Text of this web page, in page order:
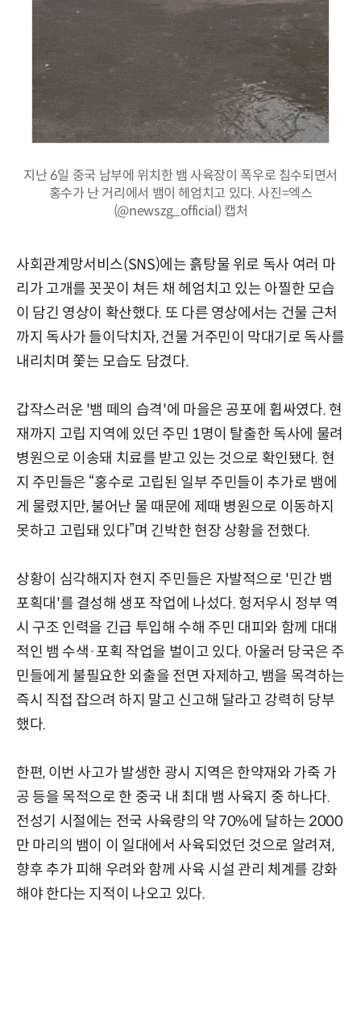
지난 6일 중국 남부에 위치한 뱀 사육장이 폭우로 침수되면서
홍수가 난 거리에서 뱀이 헤엄치고 있다. 사진=엑스
(@newszg_official) 캡처
사회관계망서비스(SNS)에는 흙탕물 위로 독사 여러 마
리가 고개를 꼿꼿이 쳐든 채 헤엄치고 있는 아찔한 모습
이 담긴 영상이 확산했다. 또 다른 영상에서는 건물 근처
까지 독사가 들이닥치자, 건물 거주민이 막대기로 독사를
내리치며 쫓는 모습도 담겼다.
갑작스러운 '뱀 떼의 습격'에 마을은 공포에 휩싸였다. 현
재까지 고립 지역에 있던 주민 1명이 탈출한 독사에 물려
병원으로 이송돼 치료를 받고 있는 것으로 확인됐다. 현
지 주민들은 “홍수로 고립된 일부 주민들이 추가로 뱀에
게 물렸지만, 불어난 물 때문에 제때 병원으로 이동하지
못하고 고립돼 있다”며 긴박한 현장 상황을 전했다.
상황이 심각해지자 현지 주민들은 자발적으로 '민간 뱀
포획대'를 결성해 생포 작업에 나섰다. 헝저우시 정부 역
시 구조 인력을 긴급 투입해 수해 주민 대피와 함께 대대
적인 뱀 수색·포획 작업을 벌이고 있다. 아울러 당국은 주
민들에게 불필요한 외출을 전면 자제하고, 뱀을 목격하는
즉시 직접 잡으려 하지 말고 신고해 달라고 강력히 당부
했다.
한편, 이번 사고가 발생한 광시 지역은 한약재와 가죽 가
공 등을 목적으로 한 중국 내 최대 뱀 사육지 중 하나다.
전성기 시절에는 전국 사육량의 약 70%에 달하는 2000
만 마리의 뱀이 이 일대에서 사육되었던 것으로 알려져,
향후 추가 피해 우려와 함께 사육 시설 관리 체계를 강화
해야 한다는 지적이 나오고 있다.